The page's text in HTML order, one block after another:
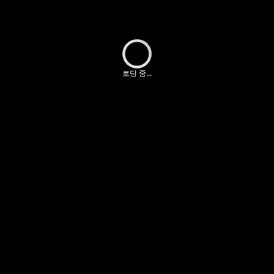
로딩 중...